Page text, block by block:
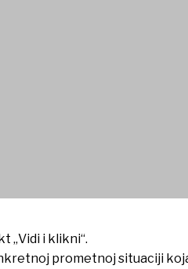
„Vidi i klikni“.
prometnoj situaciji